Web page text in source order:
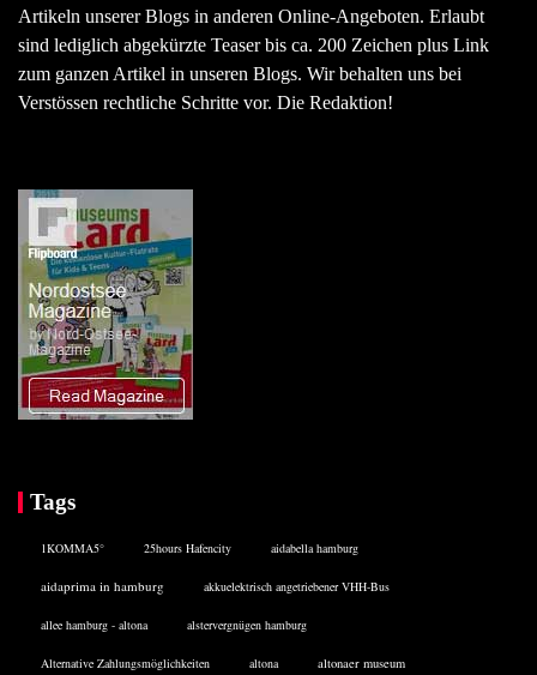
Artikeln unserer Blogs in anderen Online-Angeboten. Erlaubt
sind lediglich abgekürzte Teaser bis ca. 200 Zeichen plus Link
zum ganzen Artikel in unseren Blogs. Wir behalten uns bei
Verstössen rechtliche Schritte vor. Die Redaktion!
Tags
1KOMMA5° 25hours Hafencity aidabella hamburg
aidaprima in hamburg akkuelektrisch angetriebener VHH-Bus
allee hamburg - altona alstervergnügen hamburg
Alternative Zahlungsmöglichkeiten altona altonaer museum